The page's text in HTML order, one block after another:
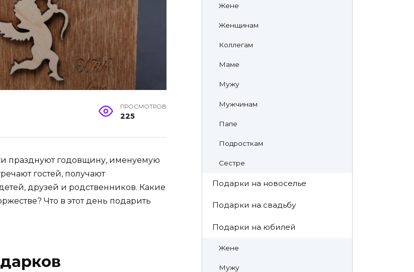
ПРОСМОТРОВ
225
празднуют годовщину, именуемую
гостей, получают
друзей и родственников. Какие
Что в этот день подарить
Жене
Женщинам
Коллегам
Маме
Мужу
Мужчинам
Папе
Подросткам
Сестре
Подарки на новоселье
Подарки на свадьбу
Подарки на юбилей
Жене
Мужу